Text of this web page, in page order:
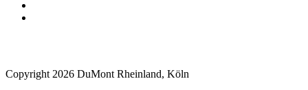
Copyright 2026 DuMont Rheinland, Köln